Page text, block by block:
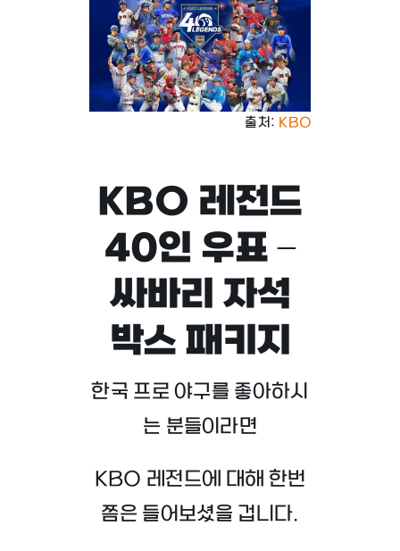
출처: KBO
KBO 레전드
40인 우표 –
싸바리 자석
박스 패키지
한국 프로 야구를 좋아하시
는 분들이라면
KBO 레전드에 대해 한번
쯤은 들어보셨을 겁니다.